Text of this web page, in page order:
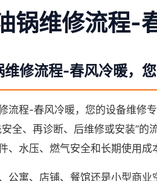
锅维修流程-
维修流程-春风冷暖，
流程-春风冷暖，您的设备维修
安全、再诊断、后维修或安装”
、水压、燃气安全和长期使用成
公寓、店铺、餐馆还是小型商